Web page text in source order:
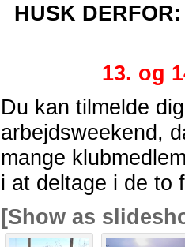
HUSK
13. og
Du kan tilmelde
arbejdsweekend,
mange
i at deltage i de to
[Show as